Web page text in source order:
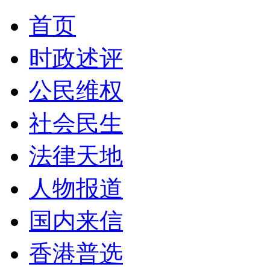
首页
时政述评
公民维权
社会民生
法律天地
人物报道
国内来信
香港普选